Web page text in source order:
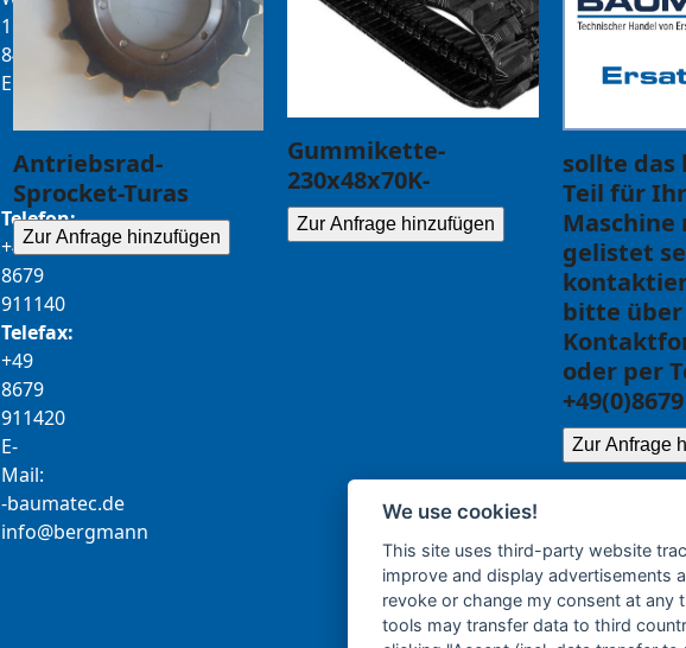
Antriebsrad-
Sprocket-Turas
Zur Anfrage hinzufügen
Gummikette-
230x48x70K-
Zur Anfrage hinzufügen
sollte
Teil für
Maschine
gelistet
bitte über
oder per
Zur Anfrage
1
84547
Emmerting
Telefon:
+49
8679
911140
Telefax:
+49
8679
911420
E-
Mail:
ed.ce
tamua
b-
nna
mgreb
@ofni
We use cookies!
This site uses third-party website
improve and display advertisements
revoke or change my consent at
tools may transfer data to third